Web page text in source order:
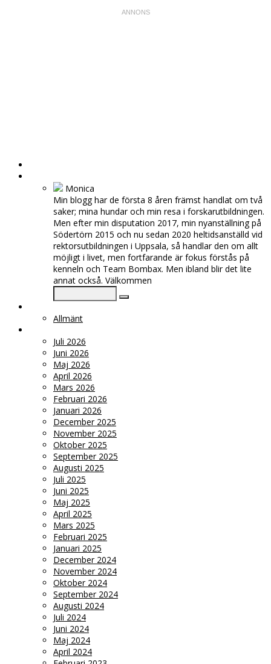
Monica
Min blogg har de första 8 åren främst handlat om två
saker; mina hundar och min resa i forskarutbildningen.
Men efter min disputation 2017, min nyanställning på
Södertörn 2015 och nu sedan 2020 heltidsanställd vid
rektorsutbildningen i Uppsala, så handlar den om allt
möjligt i livet, men fortfarande är fokus förstås på
kenneln och Team Bombax. Men ibland blir det lite
annat också. Välkommen
Allmänt
Juli 2026
Juni 2026
Maj 2026
April 2026
Mars 2026
Februari 2026
Januari 2026
December 2025
November 2025
Oktober 2025
September 2025
Augusti 2025
Juli 2025
Juni 2025
Maj 2025
April 2025
Mars 2025
Februari 2025
Januari 2025
December 2024
November 2024
Oktober 2024
September 2024
Augusti 2024
Juli 2024
Juni 2024
Maj 2024
April 2024